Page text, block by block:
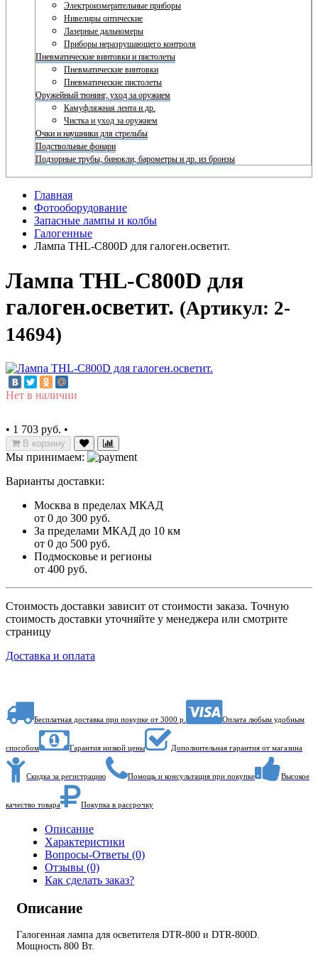
Электроизмерительные приборы
Нивелиры оптические
Лазерные дальномеры
Приборы неразрушающего контроля
Пневматические винтовки и пистолеты
Пневматические винтовки
Пневматические пистолеты
Оружейный тюнинг, уход за оружием
Камуфляжная лента и др.
Чистка и уход за оружием
Очки и наушники для стрельбы
Подствольные фонари
Подзорные трубы, бинокли, барометры и др. из бронзы
Главная
Фотооборудование
Запасные лампы и колбы
Галогенные
Лампа THL-C800D для галоген.осветит.
Лампа THL-C800D для
галоген.осветит. (Артикул: 2-
14694)
Нет в наличии
• 1 703 руб. •
В корзину
Мы принимаем:
Варианты доставки:
Москва в пределах МКАД
от 0 до 300 руб.
За пределами МКАД до 10 км
от 0 до 500 руб.
Подмосковье и регионы
от 400 руб.
Стоимость доставки зависит от стоимости заказа. Точную
стоимость доставки уточняйте у менеджера или смотрите
страницу
Доставка и оплата
Бесплатная доставка при покупке от 3000 р. Оплата любым удобным
способом Гарантия низкой цены Дополнительная гарантия от магазина
Скидка за регистрацию Помощь и консультация при покупке Высокое
качество товара Покупка в рассрочку
Описание
Характеристики
Вопросы-Ответы (0)
Отзывы (0)
Как сделать заказ?
Описание
Галогенная лампа для осветителя DTR-800 и DTR-800D.
Мощность 800 Вт.